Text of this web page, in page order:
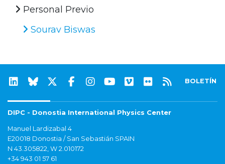
Personal Previo
Sourav Biswas
BOLETÍN
DIPC - Donostia International Physics Center
Manuel Lardizabal 4
E20018 Donostia / San Sebastián SPAIN
N 43.305822, W 2.010172
+34 943 01 57 61